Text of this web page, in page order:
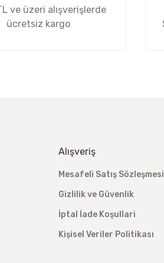
ve üzeri alışverişlerde
ücretsiz kargo
Alışveriş
Mesafeli Satış Sözleşmesi
Gizlilik ve Güvenlik
İptal İade Koşullari
Kişisel Veriler Politikası